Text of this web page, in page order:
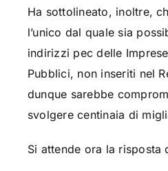
Ha sottolineato, inoltre,
l’unico dal quale sia
indirizzi pec delle
Pubblici, non inseriti nel
dunque sarebbe
svolgere centinaia di
Si attende ora la risposta